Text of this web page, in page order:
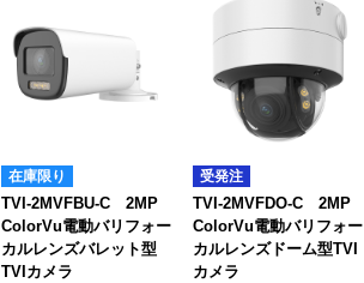
在庫限り
TVI-2MVFBU-C 2MP
ColorVu電動バリフォー
カルレンズバレット型
TVIカメラ
受発注
TVI-2MVFDO-C 2MP
ColorVu電動バリフォー
カルレンズドーム型TVI
カメラ